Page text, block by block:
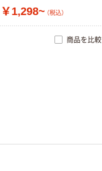
￥1,298~ （税込）
商品を比較